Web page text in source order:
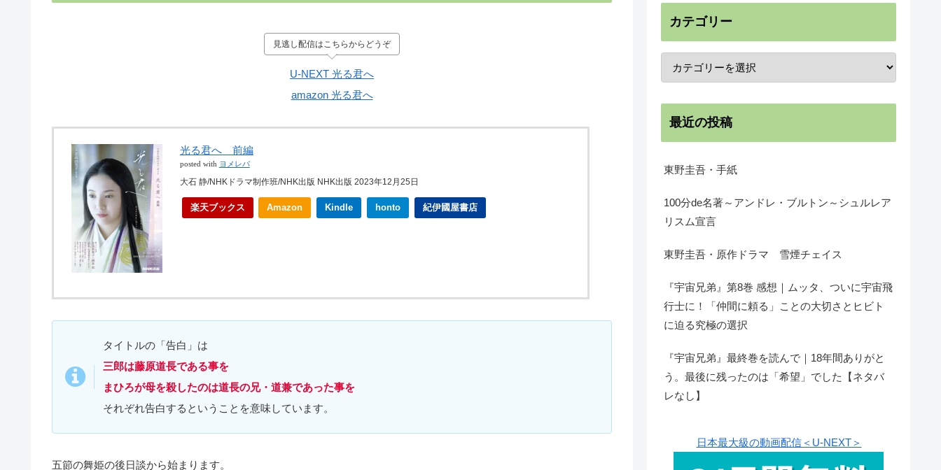
見逃し配信はこちらからどうぞ
U-NEXT 光る君へ
amazon 光る君へ
光る君へ 前編
posted with ヨメレバ
大石 静/NHKドラマ制作班/NHK出版 NHK出版 2023年12月25日
楽天ブックス Amazon Kindle honto 紀伊國屋書店
タイトルの「告白」は
三郎は藤原道長である事を
まひろが母を殺したのは道長の兄・道兼であった事を
それぞれ告白するということを意味しています。
五節の舞姫の後日談から始まります。
カテゴリー
最近の投稿
東野圭吾・手紙
100分de名著～アンドレ・ブルトン～シュルレア
リスム宣言
東野圭吾・原作ドラマ 雪煙チェイス
『宇宙兄弟』第8巻 感想｜ムッタ、ついに宇宙飛
行士に！「仲間に頼る」ことの大切さとヒビト
に迫る究極の選択
『宇宙兄弟』最終巻を読んで｜18年間ありがと
う。最後に残ったのは「希望」でした【ネタバ
レなし】
日本最大級の動画配信＜U-NEXT＞